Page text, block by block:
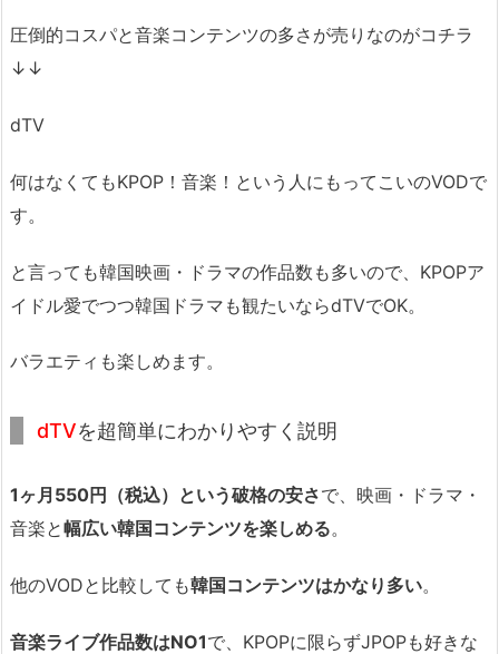
圧倒的コスパと音楽コンテンツの多さが売りなのがコチラ
↓↓
dTV
何はなくてもKPOP！音楽！という人にもってこいのVODで
す。
と言っても韓国映画・ドラマの作品数も多いので、KPOPア
イドル愛でつつ韓国ドラマも観たいならdTVでOK。
バラエティも楽しめます。
dTVを超簡単にわかりやすく説明
1ヶ月550円（税込）という破格の安さで、映画・ドラマ・
音楽と幅広い韓国コンテンツを楽しめる。
他のVODと比較しても韓国コンテンツはかなり多い。
音楽ライブ作品数はNO1で、KPOPに限らずJPOPも好きな